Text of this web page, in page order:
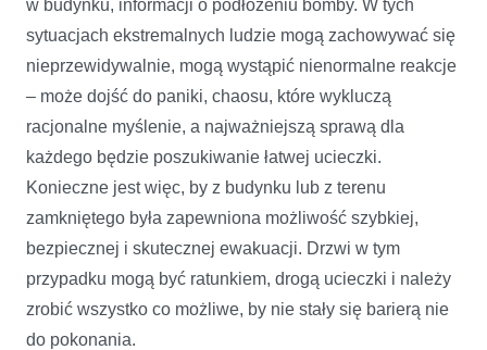
w budynku, informacji o podłożeniu bomby. W tych
sytuacjach ekstremalnych ludzie mogą zachowywać się
nieprzewidywalnie, mogą wystąpić nienormalne reakcje
– może dojść do paniki, chaosu, które wykluczą
racjonalne myślenie, a najważniejszą sprawą dla
każdego będzie poszukiwanie łatwej ucieczki.
Konieczne jest więc, by z budynku lub z terenu
zamkniętego była zapewniona możliwość szybkiej,
bezpiecznej i skutecznej ewakuacji. Drzwi w tym
przypadku mogą być ratunkiem, drogą ucieczki i należy
zrobić wszystko co możliwe, by nie stały się barierą nie
do pokonania.